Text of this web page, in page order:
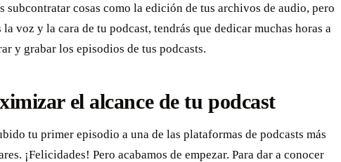
subcontratar cosas como la edición de tus archivos de audio, pero
la voz y la cara de tu podcast, tendrás que dedicar muchas horas a
y grabar los episodios de tus podcasts.
el alcance de tu podcast
tu primer episodio a una de las plataformas de podcasts más
¡Felicidades! Pero acabamos de empezar. Para dar a conocer